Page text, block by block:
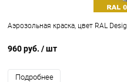
Аэрозольная краска, цвет RAL
960 руб. / шт
Подробнее